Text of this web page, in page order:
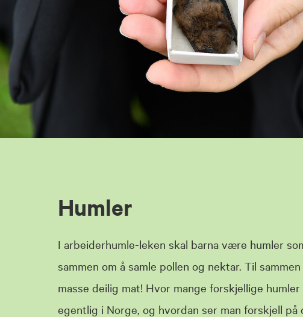
Humler
I arbeiderhumle-leken skal barna være humler
sammen om å samle pollen og nektar. Til
masse deilig mat! Hvor mange forskjellige humler
egentlig i Norge, og hvordan ser man forskjell på